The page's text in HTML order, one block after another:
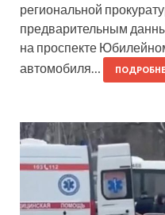
региональной
предварительным
на проспекте
автомобиля…